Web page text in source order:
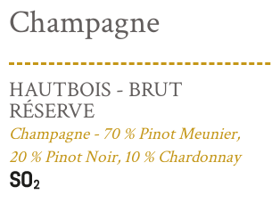
Champagne
HAUTBOIS - BRUT
RÉSERVE
Champagne - 70 % Pinot Meunier,
20 % Pinot Noir, 10 % Chardonnay